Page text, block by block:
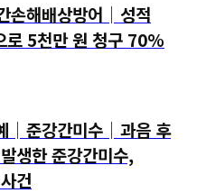
해배상방어│성적
5천만 원 청구 70%
│준강간미수│과음 후
생한 준강간미수,
건